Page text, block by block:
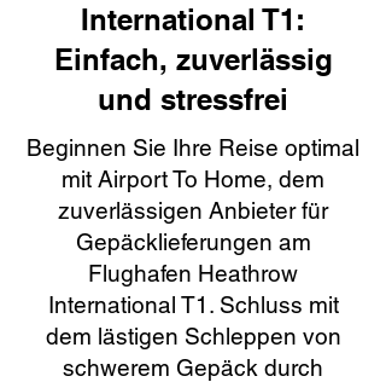
International T1:
Einfach, zuverlässig
und stressfrei
Beginnen Sie Ihre Reise optimal
mit Airport To Home, dem
zuverlässigen Anbieter für
Gepäcklieferungen am
Flughafen Heathrow
International T1. Schluss mit
dem lästigen Schleppen von
schwerem Gepäck durch